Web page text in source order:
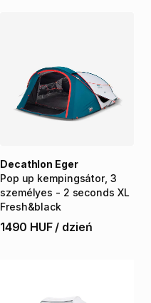
Pop up kempingsátor​,​ 3
személyes - 2 seconds XL
Fresh&black
Decathlon Eger
1490 HUF / dzień